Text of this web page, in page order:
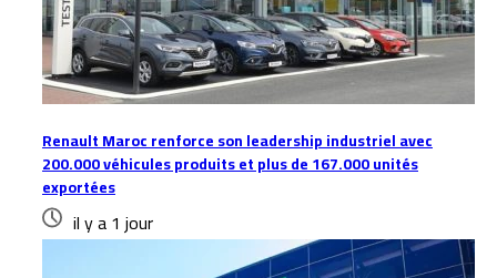
Renault Maroc renforce son leadership industriel avec
200.000 véhicules produits et plus de 167.000 unités
exportées
il y a 1 jour